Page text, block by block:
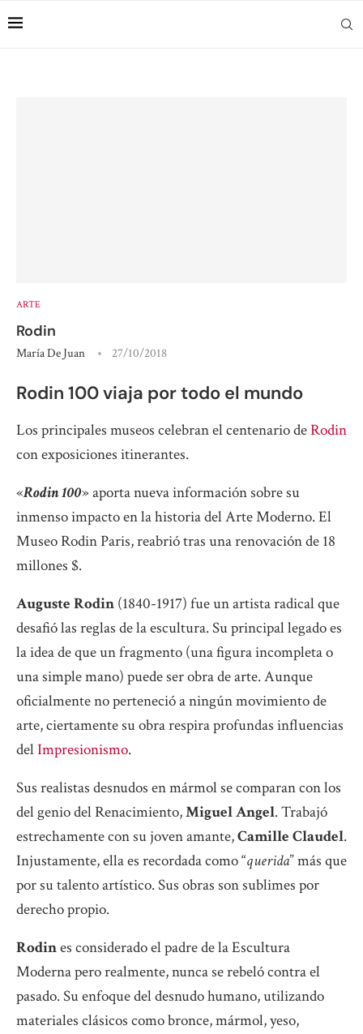
ARTE
Rodin
María De Juan 27/10/2018
Rodin 100 viaja por todo el mundo
Los principales museos celebran el centenario deRodin
con exposiciones itinerantes.
«Rodin 100» aporta nueva información sobre su
inmenso impacto en la historia del Arte Moderno. El
Museo Rodin Paris, reabrió tras una renovación de 18
millones $.
Auguste Rodin (1840-1917) fue un artista radical que
desafió las reglas de la escultura. Su principal legado es
la idea de que un fragmento (una figura incompleta o
una simple mano) puede ser obra de arte. Aunque
oficialmente no perteneció a ningún movimiento de
arte, ciertamente su obra respira profundas influencias
delImpresionismo.
Sus realistas desnudos en mármol se comparan con los
del genio del Renacimiento,Miguel Angel. Trabajó
estrechamente con su joven amante,Camille Claudel.
Injustamente, ella es recordada como “querida” más que
por su talento artístico. Sus obras son sublimes por
derecho propio.
Rodines considerado el padre de la Escultura
Moderna pero realmente, nunca se rebeló contra el
pasado. Su enfoque del desnudo humano, utilizando
materiales clásicos como bronce, mármol, yeso,